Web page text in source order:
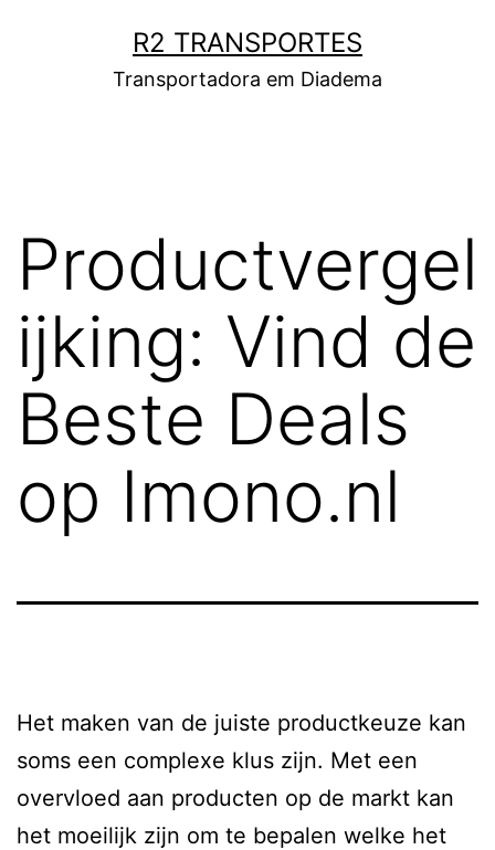
R2 TRANSPORTES
Transportadora em Diadema
Productvergel
ijking: Vind de
Beste Deals
op Imono.nl
Het maken van de juiste productkeuze kan
soms een complexe klus zijn. Met een
overvloed aan producten op de markt kan
het moeilijk zijn om te bepalen welke het